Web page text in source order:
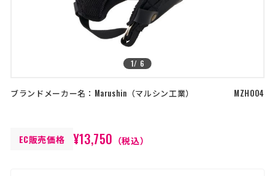
特定商取引法に基づく表記
古物営業法に基づく表示/保険勧誘
方針
商品レビュー利用規約
カスタマーハラスメントに対する方1/ 6
ブランドメーカー名： Marushin マルシン工業 MZH004
EC販売価格 ¥13,750 （税込）